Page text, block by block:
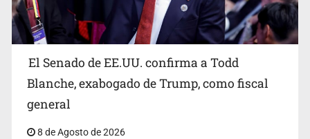
El Senado de EE.UU. confirma a Todd
Blanche, exabogado de Trump, como fiscal
general
8 de Agosto de 2026